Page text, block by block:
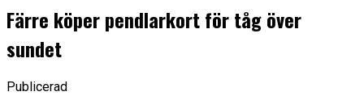
Färre köper pendlarkort för tåg över
sundet
Publicerad